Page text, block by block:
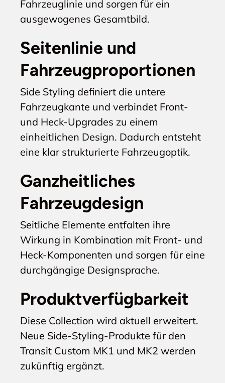
Fahrzeuglinie und sorgen für ein
ausgewogenes Gesamtbild.
Seitenlinie und
Fahrzeugproportionen
Side Styling definiert die untere
Fahrzeugkante und verbindet Front-
und Heck-Upgrades zu einem
einheitlichen Design. Dadurch entsteht
eine klar strukturierte Fahrzeugoptik.
Ganzheitliches
Fahrzeugdesign
Seitliche Elemente entfalten ihre
Wirkung in Kombination mit Front- und
Heck-Komponenten und sorgen für eine
durchgängige Designsprache.
Produktverfügbarkeit
Diese Collection wird aktuell erweitert.
Neue Side-Styling-Produkte für den
Transit Custom MK1 und MK2 werden
zukünftig ergänzt.